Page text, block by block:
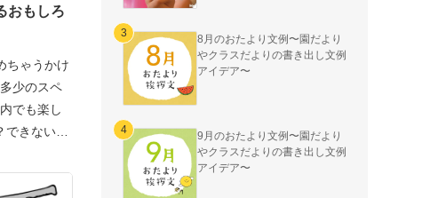
おもしろ
ちゃうかけ
少のスペ
でも楽し
できない
8月のおたより文例〜園だより
やクラスだよりの書き出し文例
アイデア〜
9月のおたより文例〜園だより
やクラスだよりの書き出し文例
アイデア〜